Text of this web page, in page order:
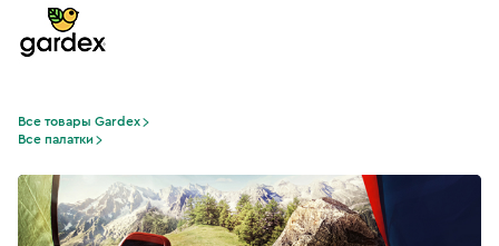
Все товары Gardex
Все палатки